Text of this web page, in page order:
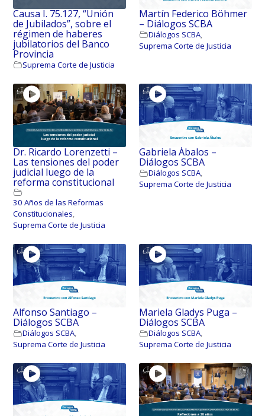
Causa I. 75.127, “Unión
de Jubilados”, sobre el
régimen de haberes
jubilatorios del Banco
Provincia
Suprema Corte de Justicia
Martín Federico Böhmer
– Diálogos SCBA
Diálogos SCBA,
Suprema Corte de Justicia
Dr. Ricardo Lorenzetti –
Las tensiones del poder
judicial luego de la
reforma constitucional
30 Años de las Reformas
Constitucionales,
Suprema Corte de Justicia
Gabriela Ábalos –
Diálogos SCBA
Diálogos SCBA,
Suprema Corte de Justicia
Alfonso Santiago –
Diálogos SCBA
Diálogos SCBA,
Suprema Corte de Justicia
Mariela Gladys Puga –
Diálogos SCBA
Diálogos SCBA,
Suprema Corte de Justicia